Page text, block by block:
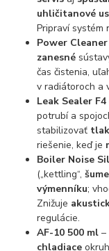
uhličitanové
Pripraví systém
Power Cleaner
zanesné
čas čistenia,
v radiátoroch a
Leak Sealer F4
potrubí a
stabilizovať tlak
riešenie, keď je
Boiler Noise
(„kettling“,
výmenníku;
Znižuje
regulácie.
AF-10 500 ml –
chladiace